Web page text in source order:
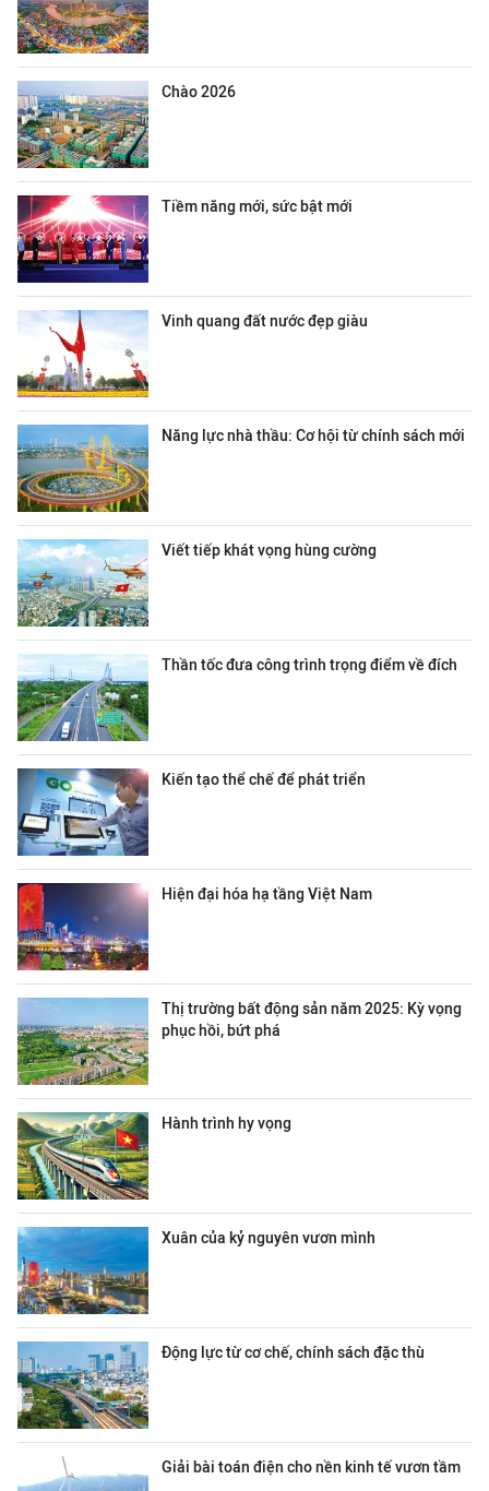
Chào 2026
Tiềm năng mới, sức bật mới
Vinh quang đất nước đẹp giàu
Năng lực nhà thầu: Cơ hội từ chính sách mới
Viết tiếp khát vọng hùng cường
Thần tốc đưa công trình trọng điểm về đích
Kiến tạo thể chế để phát triển
Hiện đại hóa hạ tầng Việt Nam
Thị trường bất động sản năm 2025: Kỳ vọng
phục hồi, bứt phá
Hành trình hy vọng
Xuân của kỷ nguyên vươn mình
Động lực từ cơ chế, chính sách đặc thù
Giải bài toán điện cho nền kinh tế vươn tầm